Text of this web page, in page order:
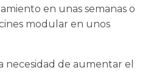
en unas semanas o
modular en unos
necesidad de aumentar el